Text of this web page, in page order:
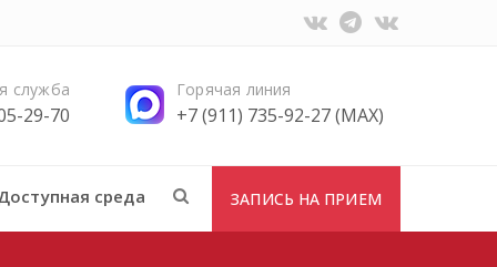
служба
29-70
Горячая линия
+7 (911) 735-92-27 (MAX)
среда ЗАПИСЬ НА ПРИЕМ